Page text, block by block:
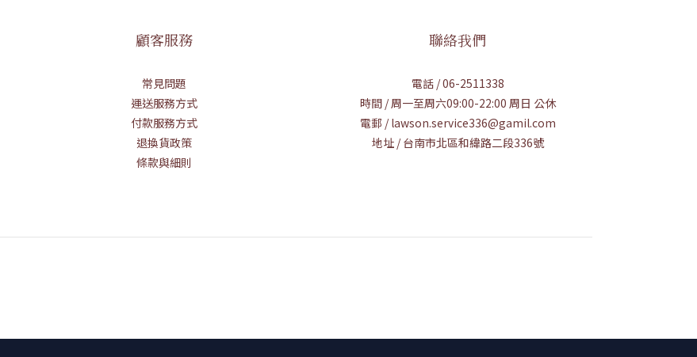
顧客服務
常見問題
運送服務方式
付款服務方式
退換貨政策
條款與細則
聯絡我們
電話 / 06-2511338
時間 / 周一至周六09:00-22:00 周日 公休
電郵 / lawson.service336@gamil.com
地址 / 台南市北區和緯路二段336號